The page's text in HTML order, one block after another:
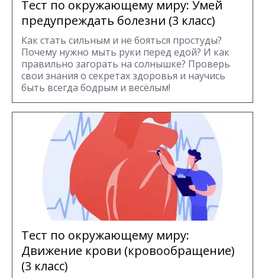
Тест по окружающему миру: Умей
предупреждать болезни (3 класс)
Как стать сильным и не бояться простуды?
Почему нужно мыть руки перед едой? И как
правильно загорать на солнышке? Проверь
свои знания о секретах здоровья и научись
быть всегда бодрым и весёлым!
Тест по окружающему миру:
Движение крови (кровообращение)
(3 класс)